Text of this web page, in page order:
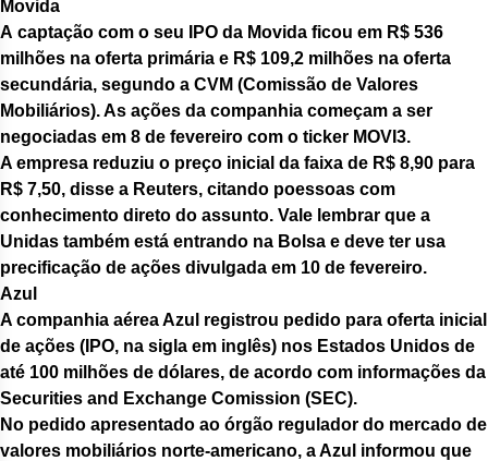
Movida
A captação com o seu IPO da Movida ficou em R$ 536
milhões na oferta primária e R$ 109,2 milhões na oferta
secundária, segundo a CVM (Comissão de Valores
Mobiliários). As ações da companhia começam a ser
negociadas em 8 de fevereiro com o ticker MOVI3.
A empresa reduziu o preço inicial da faixa de R$ 8,90 para
R$ 7,50, disse a Reuters, citando poessoas com
conhecimento direto do assunto. Vale lembrar que a
Unidas também está entrando na Bolsa e deve ter usa
precificação de ações divulgada em 10 de fevereiro.
Azul
A companhia aérea Azul registrou pedido para oferta inicial
de ações (IPO, na sigla em inglês) nos Estados Unidos de
até 100 milhões de dólares, de acordo com informações da
Securities and Exchange Comission (SEC).
No pedido apresentado ao órgão regulador do mercado de
valores mobiliários norte-americano, a Azul informou que